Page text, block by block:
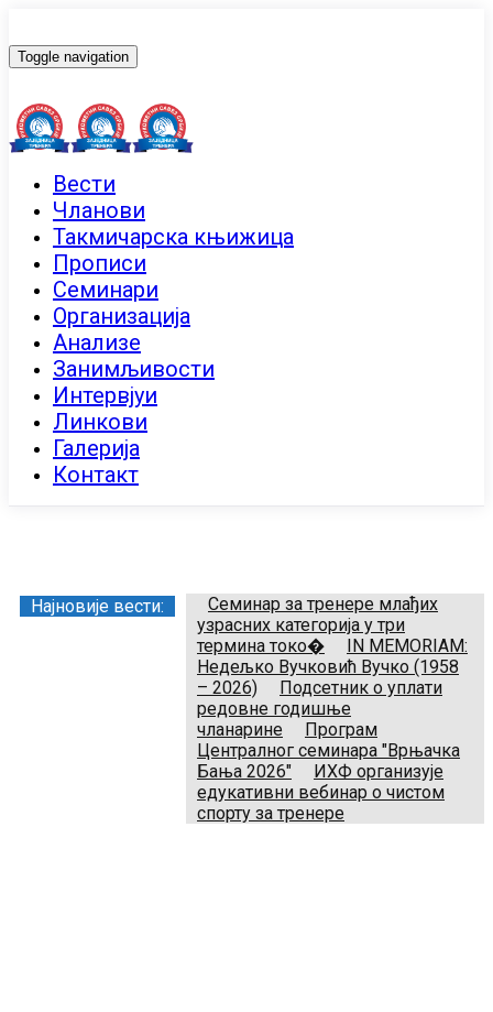
Toggle navigation
Вести
Чланови
Такмичарска књижица
Прописи
Семинари
Организација
Анализе
Занимљивости
Интервјуи
Линкови
Галерија
Контакт
Најновије вести:
Семинар за тренере млађих
узрасних категорија у три
термина токо�
IN MEMORIAM:
Недељко Вучковић Вучко (1958
– 2026)
Подсетник о уплати
редовне годишње
чланарине
Програм
Централног семинара "Врњачка
Бања 2026"
ИХФ организује
едукативни вебинар о чистом
спорту за тренере